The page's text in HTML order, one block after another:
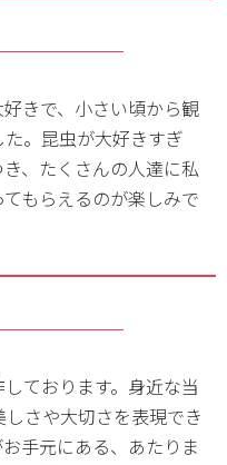
きで、小さい頃から観
。昆虫が大好きすぎ
、たくさんの人達に私
もらえるのが楽しみで
ております。身近な当
さや大切さを表現でき
手元にある、あたりま